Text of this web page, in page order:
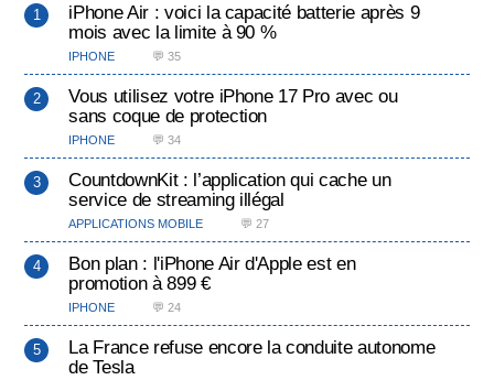
iPhone Air : voici la capacité batterie après 9
mois avec la limite à 90 %
IPHONE 💬 35
Vous utilisez votre iPhone 17 Pro avec ou
sans coque de protection
IPHONE 💬 34
CountdownKit : l’application qui cache un
service de streaming illégal
APPLICATIONS MOBILE 💬 27
Bon plan : l'iPhone Air d'Apple est en
promotion à 899 €
IPHONE 💬 24
La France refuse encore la conduite autonome
de Tesla